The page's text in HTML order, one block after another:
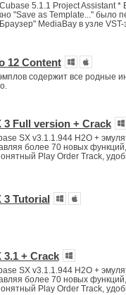
5.1.1 Project Assistant
"Save as Template..." было
MediaBay в узле VST-
12 Content
содержит все родные
3 Full version + Crack
SX v3.1.1.944 H2O +
более 70 новых
Play Order Track,
3 Tutorial
3.1 + Crack
SX v3.1.1.944 H2O +
более 70 новых
Play Order Track,